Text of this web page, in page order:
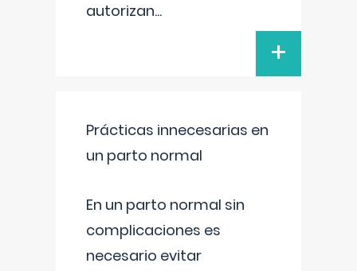
autorizan...
+
Prácticas innecesarias en
un parto normal
En un parto normal sin
complicaciones es
necesario evitar